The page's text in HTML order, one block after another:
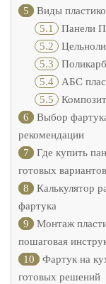
5
Виды
5.1 Панели
5.2
5.3
5.4 АБС
5.5
6
Выбор
рекомендации
7
Где купить
готовых вариантов
8
Калькулятор
фартука
9
Монтаж
пошаговая
10
Фартук на
готовых решений